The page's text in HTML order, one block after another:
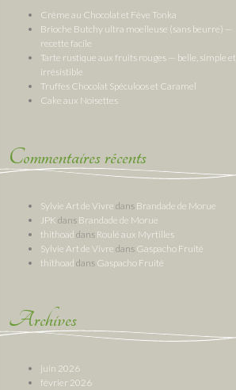
Crème au Chocolat et Fève Tonka
Brioche Butchy ultra moelleuse (sans beurre) —
recette facile
Tarte rustique aux fruits rouges — belle, simple et
irrésistible
Truffes Chocolat Spéculoos et Caramel
Cake aux Noisettes
Commentaires récents
Sylvie Art de Vivre dans Brandade de Morue
JPK dans Brandade de Morue
thithoad dans Roulé aux Myrtilles
Sylvie Art de Vivre dans Gaspacho Fruité
thithoad dans Gaspacho Fruité
Archives
juin 2026
février 2026